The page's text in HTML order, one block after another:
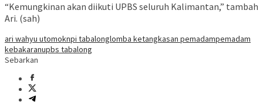
“Kemungkinan akan diikuti UPBS seluruh Kalimantan,” tambah
Ari. (sah)
ari wahyu utomoknpi tabalonglomba ketangkasan pemadampemadam
kebakaranupbs tabalong
Sebarkan